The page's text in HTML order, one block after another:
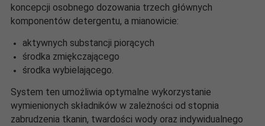
koncepcji osobnego dozowania trzech głównych
komponentów detergentu, a mianowicie:
aktywnych substancji piorących
środka zmiękczającego
środka wybielającego.
System ten umożliwia optymalne wykorzystanie
wymienionych składników w zależności od stopnia
zabrudzenia tkanin, twardości wody oraz indywidualnego